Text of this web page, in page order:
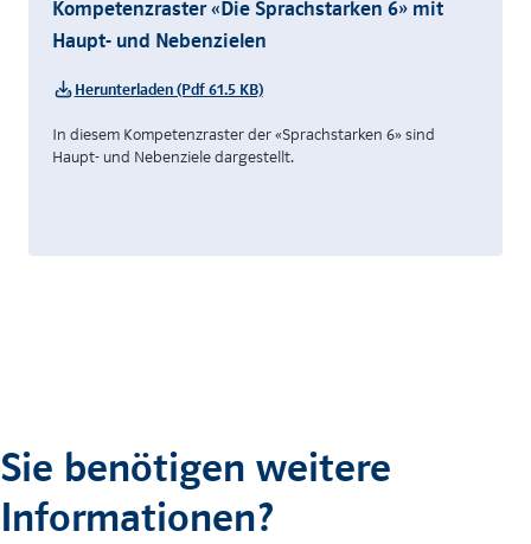
Kompetenzraster «Die Sprachstarken 6» mit
Haupt- und Nebenzielen
Herunterladen (Pdf 61.5 KB)
In diesem Kompetenzraster der «Sprachstarken 6» sind
Haupt- und Nebenziele dargestellt.
Sie benötigen weitere
Informationen?